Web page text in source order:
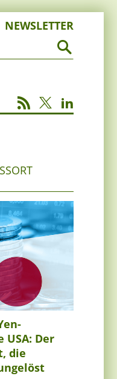
NEWSLETTER
Der
die